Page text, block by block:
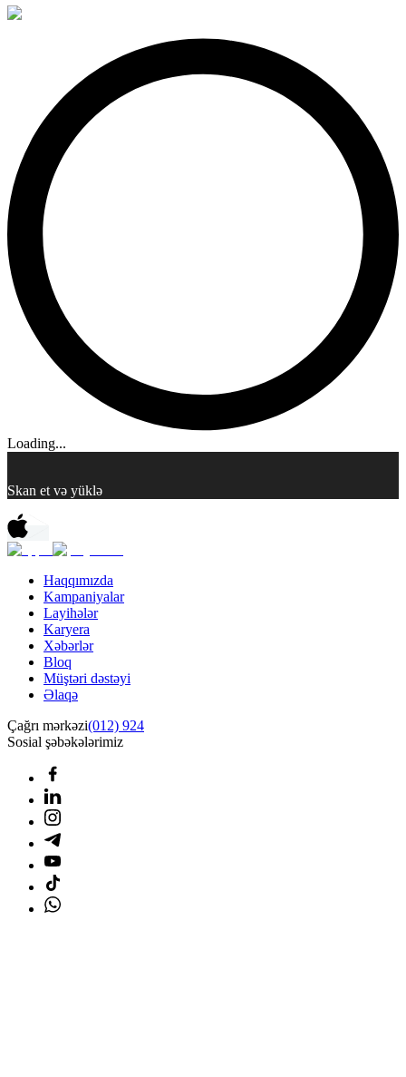
Loading...
Skan et və yüklə
Haqqımızda
Kampaniyalar
Layihələr
Karyera
Xəbərlər
Bloq
Müştəri dəstəyi
Əlaqə
Çağrı mərkəzi(012) 924
Sosial şəbəkələrimiz